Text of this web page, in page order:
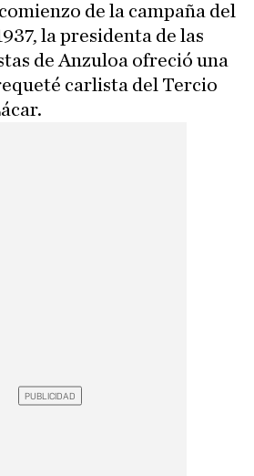
de la campaña del
la presidenta de las
de Anzuloa ofreció una
carlista del Tercio